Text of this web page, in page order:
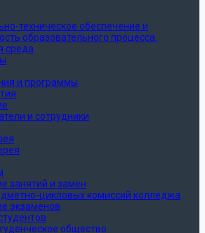
техническое обеспечение и
образовательного процесса.
среда
и программы
и сотрудники
занятий и замен
цикловых комиссий колледжа
экзаменов
общество